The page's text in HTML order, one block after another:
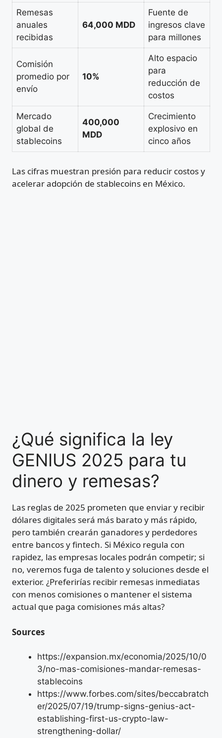
Remesas
anuales
recibidas
64,000 MDD
Fuente de
ingresos clave
para millones
Comisión
promedio por
envío
10%
Alto espacio
para
reducción de
costos
Mercado
global de
stablecoins
400,000
MDD
Crecimiento
explosivo en
cinco años
Las cifras muestran presión para reducir costos y
acelerar adopción de stablecoins en México.
¿Qué significa la ley
GENIUS 2025 para tu
dinero y remesas?
Las reglas de 2025 prometen que enviar y recibir
dólares digitales será más barato y más rápido,
pero también crearán ganadores y perdedores
entre bancos y fintech. Si México regula con
rapidez, las empresas locales podrán competir; si
no, veremos fuga de talento y soluciones desde el
exterior. ¿Preferirías recibir remesas inmediatas
con menos comisiones o mantener el sistema
actual que paga comisiones más altas?
Sources
https://expansion.mx/economia/2025/10/0
3/no-mas-comisiones-mandar-remesas-
stablecoins
https://www.forbes.com/sites/beccabratch
er/2025/07/19/trump-signs-genius-act-
establishing-first-us-crypto-law-
strengthening-dollar/